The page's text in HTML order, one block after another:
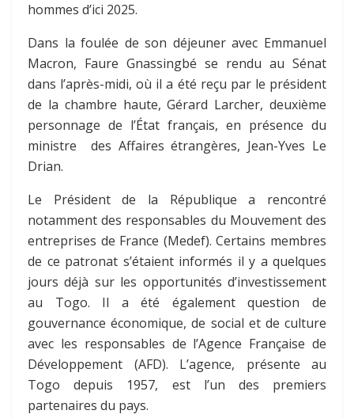
hommes d’ici 2025.
Dans la foulée de son déjeuner avec Emmanuel
Macron, Faure Gnassingbé se rendu au Sénat
dans l’après-midi, où il a été reçu par le président
de la chambre haute, Gérard Larcher, deuxième
personnage de l’État français, en présence du
ministre des Affaires étrangères, Jean-Yves Le
Drian.
Le Président de la République a rencontré
notamment des responsables du Mouvement des
entreprises de France (Medef). Certains membres
de ce patronat s’étaient informés il y a quelques
jours déjà sur les opportunités d’investissement
au Togo. Il a été également question de
gouvernance économique, de social et de culture
avec les responsables de l’Agence Française de
Développement (AFD). L’agence, présente au
Togo depuis 1957, est l’un des premiers
partenaires du pays.